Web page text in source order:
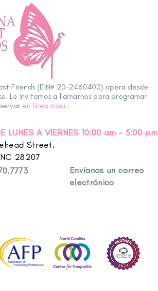
Friends (EIN# 20-2460400) opera desde
Le invitamos a llamarnos para programar
en línea aquí .
LUNES A VIERNES 10:00 am - 5:00 pm
Street,
28207
Envíanos un correo
electrónico